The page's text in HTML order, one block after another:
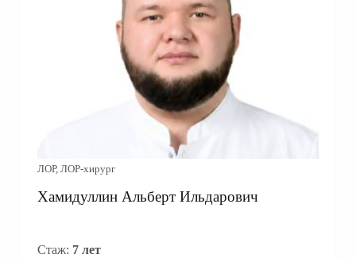
ЛОР, ЛОР-хирург
Хамидуллин Альберт Ильдарович
Стаж: 7 лет